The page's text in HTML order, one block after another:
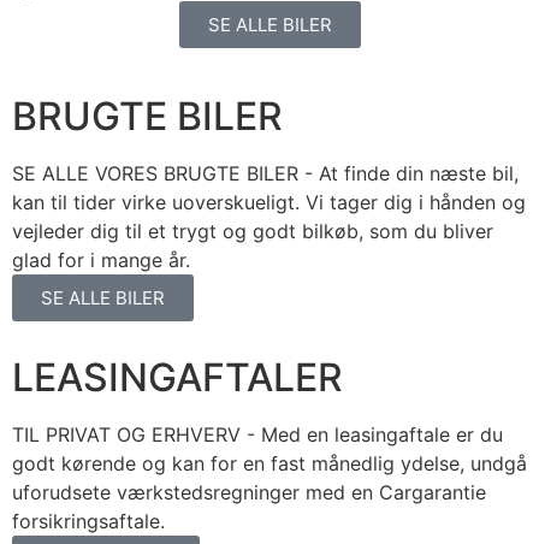
SE ALLE BILER
BRUGTE BILER
SE ALLE VORES BRUGTE BILER - At finde din næste bil,
kan til tider virke uoverskueligt. Vi tager dig i hånden og
vejleder dig til et trygt og godt bilkøb, som du bliver
glad for i mange år.
SE ALLE BILER
LEASINGAFTALER
TIL PRIVAT OG ERHVERV - Med en leasingaftale er du
godt kørende og kan for en fast månedlig ydelse, undgå
uforudsete værkstedsregninger med en Cargarantie
forsikringsaftale.